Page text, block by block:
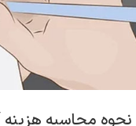
نحوه محاسبه